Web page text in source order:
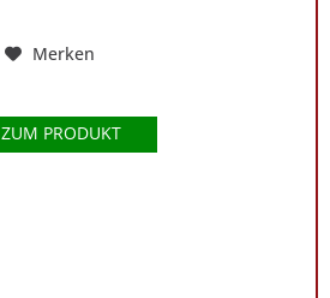
Merken
ZUM PRODUKT